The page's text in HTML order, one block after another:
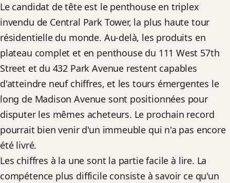
Le candidat de tête est le penthouse en triplex
invendu de Central Park Tower, la plus haute tour
résidentielle du monde. Au-delà, les produits en
plateau complet et en penthouse du 111 West 57th
Street et du 432 Park Avenue restent capables
d'atteindre neuf chiffres, et les tours émergentes le
long de Madison Avenue sont positionnées pour
disputer les mêmes acheteurs. Le prochain record
pourrait bien venir d'un immeuble qui n'a pas encore
été livré.
Les chiffres à la une sont la partie facile à lire. La
compétence plus difficile consiste à savoir ce qu'un